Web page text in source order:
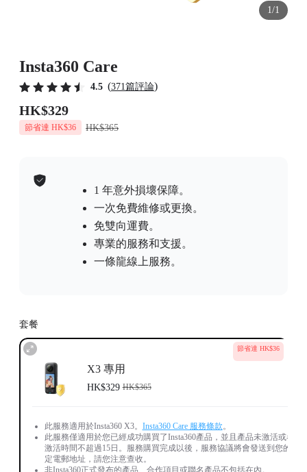
1/1
Insta360 Care
4.5 (371篇評論)
HK$329
節省達 HK$36 HK$365
1 年意外損壞保障。
一次免費維修或更換。
免雙向運費。
專業的服務和支援。
一條龍線上服務。
套餐
節省達 HK$36
X3 專用
HK$329 HK$365
此服務適用於Insta360 X3。 Insta360 Care 服務條款 。
此服務僅適用於您已經成功購買了Insta360產品，並且產品未激活或者
激活時間不超過15日。服務購買完成以後，服務協議將會發送到您的指
定電郵地址，請您注意查收。
非Insta360正式發布的產品、合作項目或聯名產品不包括在內。